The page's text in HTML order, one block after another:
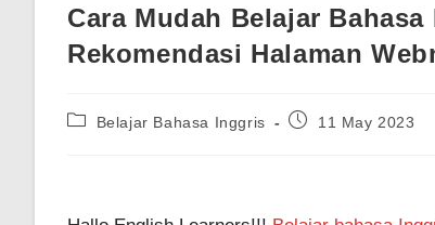
Cara Mudah Belajar
Rekomendasi Halaman
PostBelajar Bahasa Inggris
Post11 May 2023